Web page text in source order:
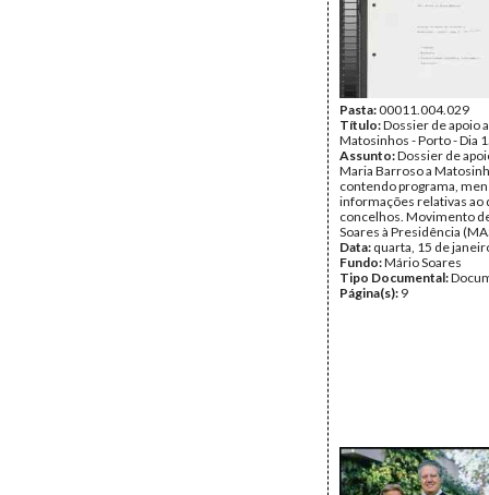
Pasta:00011.004.029
Título:Dossier de apoio
Matosinhos - Porto - Dia
Assunto:Dossier de
Maria Barroso a
contendo programa,
informações relativas ao
concelhos. Movimento
Soares à Presidência
Data: quarta, 15 de
Fundo:Mário Soares
Tipo Documental:
Página(s): 9